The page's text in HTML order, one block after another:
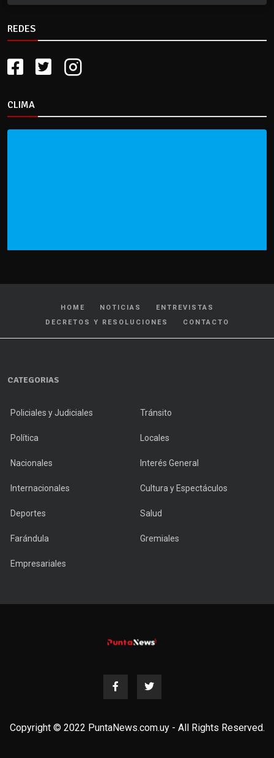
REDES
CLIMA
HOME NOTICIAS
ENTREVISTAS
DECRETOS Y RESOLUCIONES
CONTACTO
CATEGORIAS
Policiales y Judiciales Tránsito
Política Locales
Nacionales Interés General
Internacionales Cultura y Espectáculos
Deportes Salud
Farándula Gremiales
Empresariales
Copyright © 2022 PuntaNews.com.uy - All Rights Reserved.